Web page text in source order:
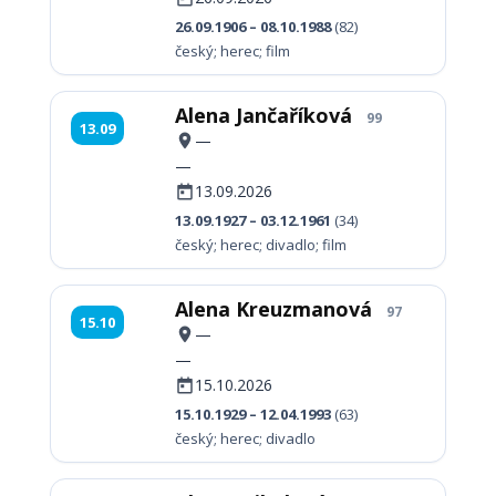
26.09.1906 – 08.10.1988(82)
český; herec; film
13.09 Alena Jančaříková 99
—
—
13.09.2026
13.09.1927 – 03.12.1961 (34)
český; herec; divadlo; film
15.10 Alena Kreuzmanová 97
—
—
15.10.2026
15.10.1929 – 12.04.1993 (63)
český; herec; divadlo